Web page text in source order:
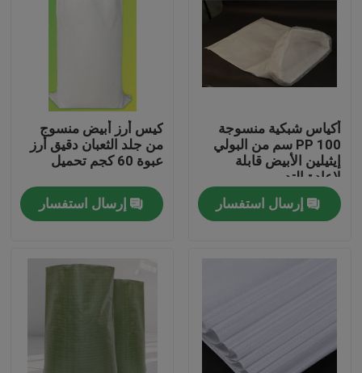
جولة في المعمل
اتصل بنا
اطلب اقتباس
مرن pvc أنبوب
أنابيب مرنة مموجة
أكياس شبكية منسوجة
PP 100 سم من البولي
إيثيلين الأبيض قابلة
لإعادة التدوير
إرسال استفسار
كيس أرز أبيض منسوج
من جلد الثعبان دقيق أرز
عبوة 60 كجم تحميل
إرسال استفسار